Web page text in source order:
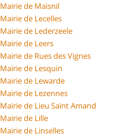
Mairie de Maisnil
Mairie de Lecelles
Mairie de Lederzeele
Mairie de Leers
Mairie de Rues des Vignes
Mairie de Lesquin
Mairie de Lewarde
Mairie de Lezennes
Mairie de Lieu Saint Amand
Mairie de Lille
Mairie de Linselles